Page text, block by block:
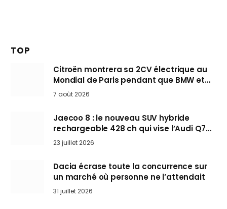
TOP
Citroën montrera sa 2CV électrique au
Mondial de Paris pendant que BMW et
Mini désertent le salon
7 août 2026
Jaecoo 8 : le nouveau SUV hybride
rechargeable 428 ch qui vise l’Audi Q7
arrive en Europe cet automne
23 juillet 2026
Dacia écrase toute la concurrence sur
un marché où personne ne l’attendait
31 juillet 2026